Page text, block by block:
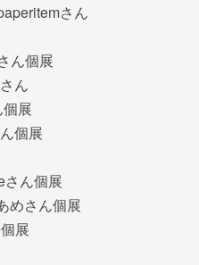
さん
ん個展
ん
展
個展
さん個展
めさん個展
展